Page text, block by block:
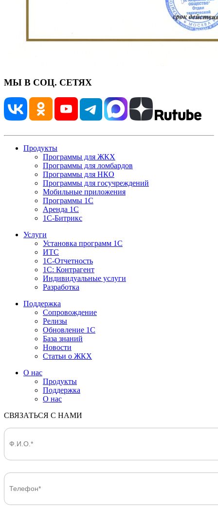
МЫ В СОЦ. СЕТЯХ
Продукты
Программы для ЖКХ
Программы для ломбардов
Программы для НКО
Программы для госучреждений
Мобильные приложения
Программы 1С
Аренда 1С
1С-Битрикс
Услуги
Установка программ 1С
ИТС
1С-Отчетность
1С: Контрагент
Индивидуальные услуги
Разработка
Поддержка
Сопровождение
Релизы
Обновление 1С
База знаний
Новости
Статьи о ЖКХ
О нас
Продукты
Поддержка
О нас
СВЯЗАТЬСЯ С НАМИ